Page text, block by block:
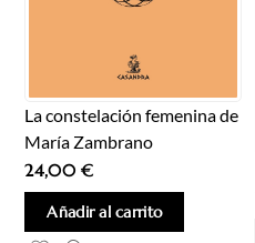
La constelación femenina de
María Zambrano
24,00€
Añadir al carrito